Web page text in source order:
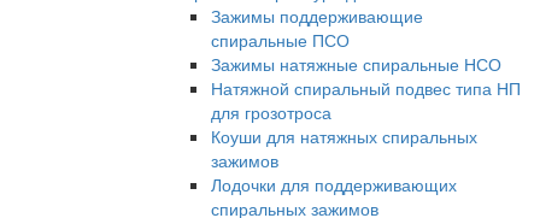
Зажимы поддерживающие
спиральные ПСО
Зажимы натяжные спиральные НСО
Натяжной спиральный подвес типа НП
для грозотроса
Коуши для натяжных спиральных
зажимов
Лодочки для поддерживающих
спиральных зажимов